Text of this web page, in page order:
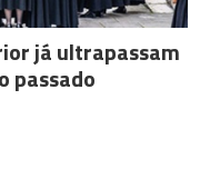
já ultrapassam
passado